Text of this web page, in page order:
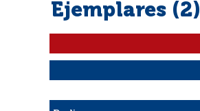
Ejemplares (2)